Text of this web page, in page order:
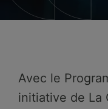
Avec le
initiative de La